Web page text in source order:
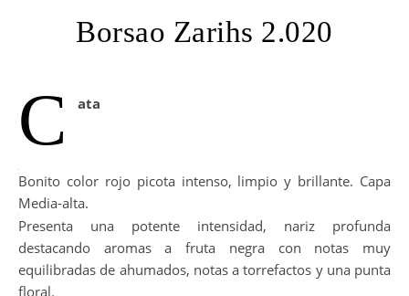
Borsao Zarihs 2.020
C ata
Bonito color rojo picota intenso, limpio y brillante. Capa
Media-alta.
Presenta una potente intensidad, nariz profunda